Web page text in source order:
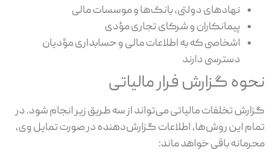
نهادهای دولتی، بانک‌ها و موسسات مالی
پیمانکاران و شرکای تجاری مؤدی
اشخاصی که به اطلاعات مالی و حسابداری مؤدیان
دسترسی دارند
نحوه گزارش فرار مالیاتی
گزارش تخلفات مالیاتی می‌تواند از سه طریق زیر انجام شود. در
تمام این روش‌ها، اطلاعات گزارش‌دهنده در صورت تمایل وی،
محرمانه باقی خواهد ماند: